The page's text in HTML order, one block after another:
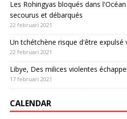
Les Rohingyas bloqués dans
secourus et débarqués
22 februari 2021
Un tchétchène risque d'être expulsé
22 februari 2021
Libye, Des milices violentes
17 februari 2021
CALENDAR